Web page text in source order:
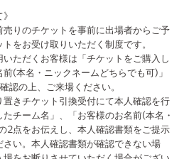
ケット引換受付にて本人確認を行
ム名」、「お客様のお名前(本名・
お伝えし、本人確認書類をご提示
本人確認書類が確認できない場
断りさせていただく場合がござい
さい。対象は下記の通りです。
校法人が発行したもの) /
用のカードケースをご利用くださ
帳(身体障害者手帳など) / 在留カ